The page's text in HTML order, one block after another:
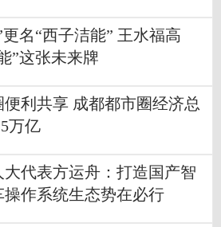
更名“西子洁能” 王水福高
”这张未来牌
便利共享 成都都市圈经济总
万亿
大代表方运舟：打造国产智
操作系统生态势在必行